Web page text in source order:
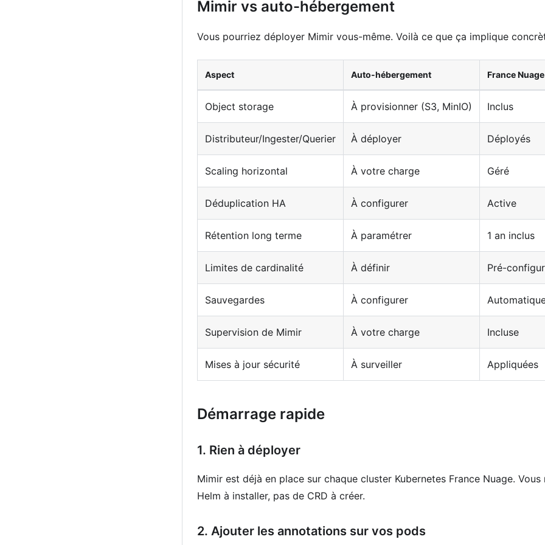
Mimir vs auto-hébergement
Vous pourriez déployer Mimir vous-même. Voilà ce que ça implique
Aspect Auto-hébergement France Nuage
Object storage À provisionner (S3, MinIO) Inclus
Distributeur/Ingester/Querier À déployer Déployés
Scaling horizontal À votre charge Géré
Déduplication HA À configurer Active
Rétention long terme À paramétrer 1 an inclus
Limites de cardinalité À définir Pré-
Sauvegardes À configurer
Supervision de Mimir À votre charge Incluse
Mises à jour sécurité À surveiller Appliquées
Démarrage rapide
1. Rien à déployer
Mimir est déjà en place sur chaque cluster Kubernetes France Nuage.
Helm à installer, pas de CRD à créer.
2. Ajouter les annotations sur vos pods